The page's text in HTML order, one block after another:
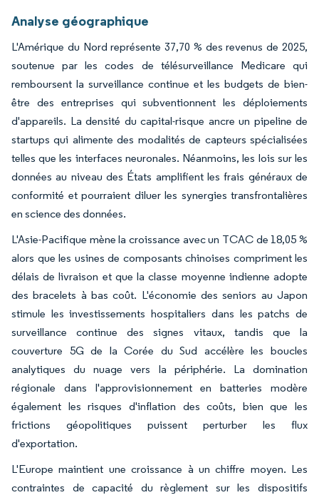
Analyse géographique
L'Amérique du Nord représente 37,70 % des revenus de 2025,
soutenue par les codes de télésurveillance Medicare qui
remboursent la surveillance continue et les budgets de bien-
être des entreprises qui subventionnent les déploiements
d'appareils. La densité du capital-risque ancre un pipeline de
startups qui alimente des modalités de capteurs spécialisées
telles que les interfaces neuronales. Néanmoins, les lois sur les
données au niveau des États amplifient les frais généraux de
conformité et pourraient diluer les synergies transfrontalières
en science des données.
L'Asie-Pacifique mène la croissance avec un TCAC de 18,05 %
alors que les usines de composants chinoises compriment les
délais de livraison et que la classe moyenne indienne adopte
des bracelets à bas coût. L'économie des seniors au Japon
stimule les investissements hospitaliers dans les patchs de
surveillance continue des signes vitaux, tandis que la
couverture 5G de la Corée du Sud accélère les boucles
analytiques du nuage vers la périphérie. La domination
régionale dans l'approvisionnement en batteries modère
également les risques d'inflation des coûts, bien que les
frictions géopolitiques puissent perturber les flux
d'exportation.
L'Europe maintient une croissance à un chiffre moyen. Les
contraintes de capacité du règlement sur les dispositifs